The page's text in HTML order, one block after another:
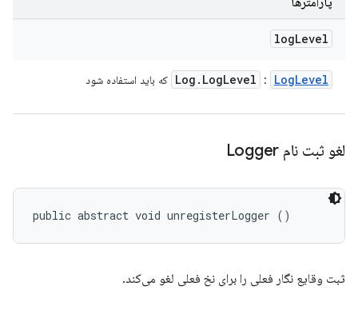
logLevel
Log . LogLevel : LogLevel که باید استفاده شود
لغو ثبت نام Logger
public abstract void unregisterLogger ()
ثبت وقایع نگار فعلی را برای نخ فعلی لغو می‌کند.